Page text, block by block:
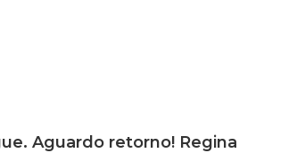
Aguardo retorno! Regina